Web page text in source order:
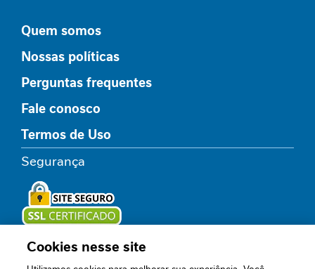
R
l
a
x
a
e
t
o
I
m
u
n
Quem somos
Nossas políticas
Perguntas frequentes
Fale conosco
Termos de Uso
Segurança
Loja oficial
Cookies nesse site